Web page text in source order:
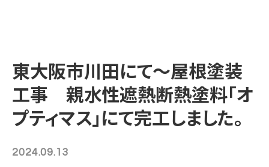
東大阪市川田にて～屋根塗装
工事 親水性遮熱断熱塗料「オ
プティマス」にて完工しました。
2024.09.13